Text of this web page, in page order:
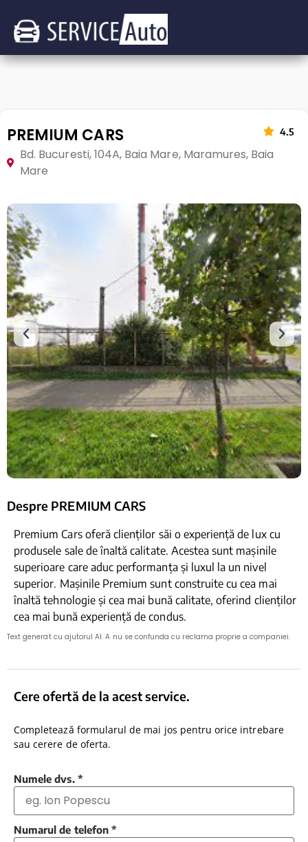
PREMIUM CARS 4.5
Bd. Bucuresti, 104A, Baia Mare, Maramures, Baia
Mare
Despre PREMIUM CARS
Premium Cars oferă clienților săi o experiență de lux cu
produsele sale de înaltă calitate. Acestea sunt mașinile
superioare care aduc performanța și luxul la un nivel
superior. Mașinile Premium sunt construite cu cea mai
înaltă tehnologie și cea mai bună calitate, oferind clienților
cea mai bună experiență de condus.
Text generat cu ajutorul AI. A nu se confunda cu reclama proprie a companiei.
Cere ofertă de la acest service.
Completează formularul de mai jos pentru orice intrebare
sau cerere de oferta.
Numele dvs. *
Numarul de telefon *